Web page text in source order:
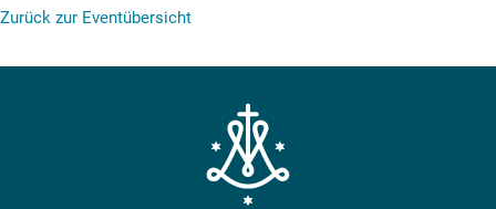
Zurück zur Eventübersicht